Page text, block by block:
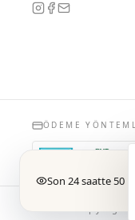
Son 24 saatte 50
ÖDEME
© 2026 Copyright